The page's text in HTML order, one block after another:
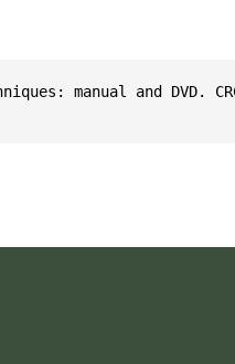
manual and DVD.